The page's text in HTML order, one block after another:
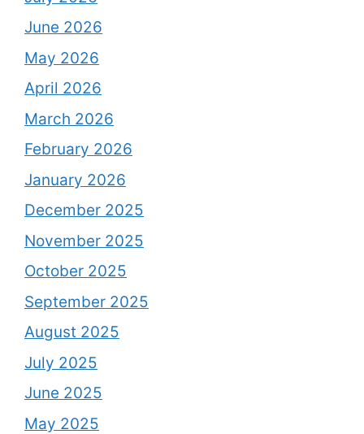
June 2026
May 2026
April 2026
March 2026
February 2026
January 2026
December 2025
November 2025
October 2025
September 2025
August 2025
July 2025
June 2025
May 2025